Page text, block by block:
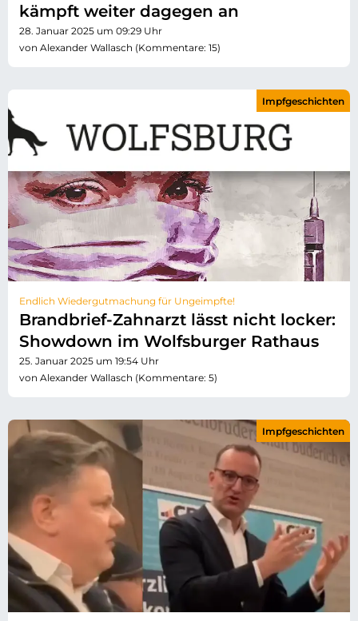
kämpft weiter dagegen an
28. Januar 2025 um 09:29 Uhr
von Alexander Wallasch (Kommentare: 15)
Endlich Wiedergutmachung für Ungeimpfte!
Brandbrief-Zahnarzt lässt nicht locker:
Showdown im Wolfsburger Rathaus
25. Januar 2025 um 19:54 Uhr
von Alexander Wallasch (Kommentare: 5)
Impfgeschichten
Impfgeschichten